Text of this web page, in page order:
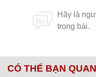
CÓ THỂ BẠN